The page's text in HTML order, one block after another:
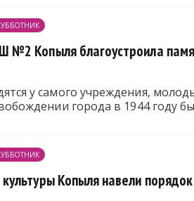
Копыля благоустроила
у самого учреждения,
города в 1944 году
Копыля навели